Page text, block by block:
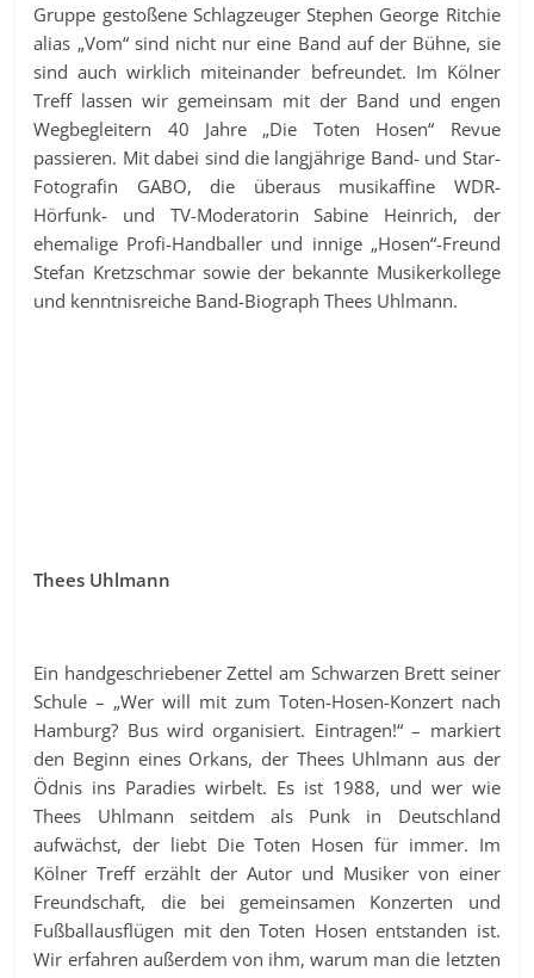
Gruppe gestoßene Schlagzeuger Stephen George Ritchie
alias „Vom“ sind nicht nur eine Band auf der Bühne, sie
sind auch wirklich miteinander befreundet. Im Kölner
Treff lassen wir gemeinsam mit der Band und engen
Wegbegleitern 40 Jahre „Die Toten Hosen“ Revue
passieren. Mit dabei sind die langjährige Band- und Star-
Fotografin GABO, die überaus musikaffine WDR-
Hörfunk- und TV-Moderatorin Sabine Heinrich, der
ehemalige Profi-Handballer und innige „Hosen“-Freund
Stefan Kretzschmar sowie der bekannte Musikerkollege
und kenntnisreiche Band-Biograph Thees Uhlmann.
Thees Uhlmann
Ein handgeschriebener Zettel am Schwarzen Brett seiner
Schule – „Wer will mit zum Toten-Hosen-Konzert nach
Hamburg? Bus wird organisiert. Eintragen!“ – markiert
den Beginn eines Orkans, der Thees Uhlmann aus der
Ödnis ins Paradies wirbelt. Es ist 1988, und wer wie
Thees Uhlmann seitdem als Punk in Deutschland
aufwächst, der liebt Die Toten Hosen für immer. Im
Kölner Treff erzählt der Autor und Musiker von einer
Freundschaft, die bei gemeinsamen Konzerten und
Fußballausflügen mit den Toten Hosen entstanden ist.
Wir erfahren außerdem von ihm, warum man die letzten